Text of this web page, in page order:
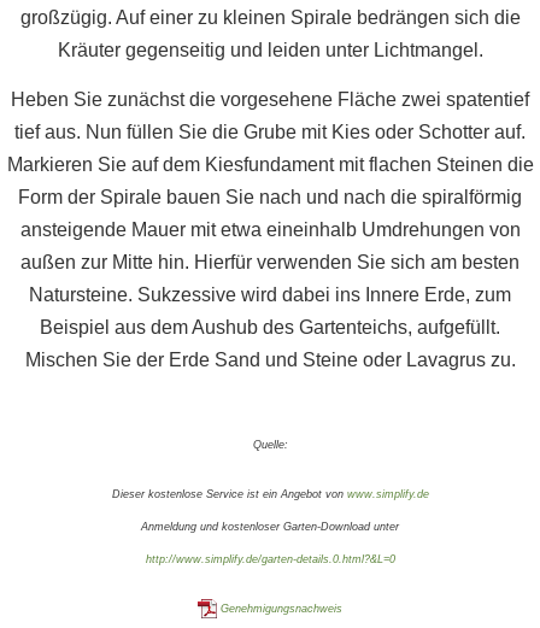
großzügig. Auf einer zu kleinen Spirale bedrängen sich die
Kräuter gegenseitig und leiden unter Lichtmangel.
Heben Sie zunächst die vorgesehene Fläche zwei spatentief
tief aus. Nun füllen Sie die Grube mit Kies oder Schotter auf.
Markieren Sie auf dem Kiesfundament mit flachen Steinen die
Form der Spirale bauen Sie nach und nach die spiralförmig
ansteigende Mauer mit etwa eineinhalb Umdrehungen von
außen zur Mitte hin. Hierfür verwenden Sie sich am besten
Natursteine. Sukzessive wird dabei ins Innere Erde, zum
Beispiel aus dem Aushub des Gartenteichs, aufgefüllt.
Mischen Sie der Erde Sand und Steine oder Lavagrus zu.
Quelle:
Dieser kostenlose Service ist ein Angebot von www.simplify.de
Anmeldung und kostenloser Garten-Download unter
http://www.simplify.de/garten-details.0.html?&L=0
Genehmigungsnachweis